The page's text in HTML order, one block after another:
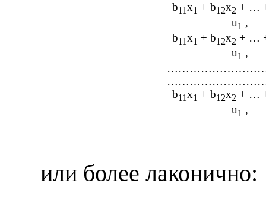
b11x1 + b12x2 + …
u1 ,
b11x1 + b12x2 + …
u1 ,
b11x1 + b12x2 + …
u1 ,
или более лаконично: